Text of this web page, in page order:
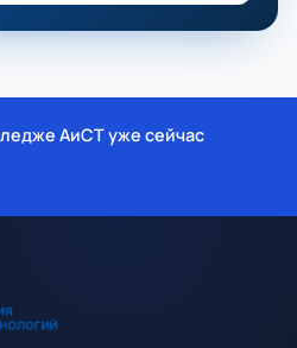
АиСТ уже сейчас